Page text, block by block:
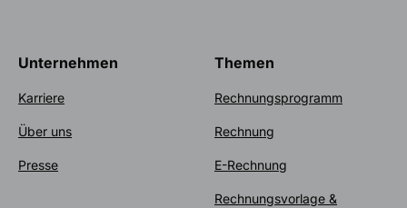
Unternehmen
Karriere
Über uns
Presse
Themen
Rechnungsprogramm
Rechnung
E-Rechnung
Rechnungsvorlage &